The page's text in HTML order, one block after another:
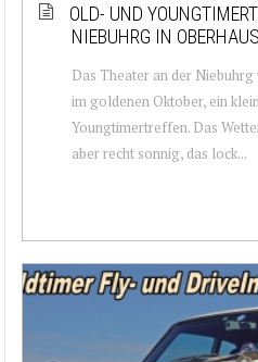
OLD- UND
NIEBUHRG IN
Das Theater an der
im goldenen Oktober, ein
Youngtimertreffen. Das
aber recht sonnig, das lock...